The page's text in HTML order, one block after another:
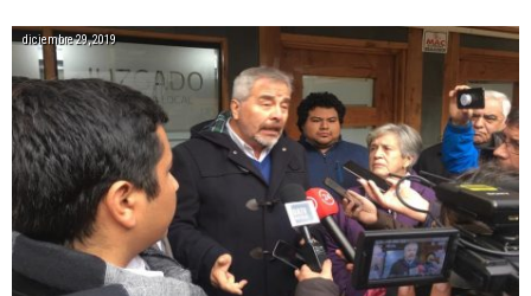
diciembre 29, 2019